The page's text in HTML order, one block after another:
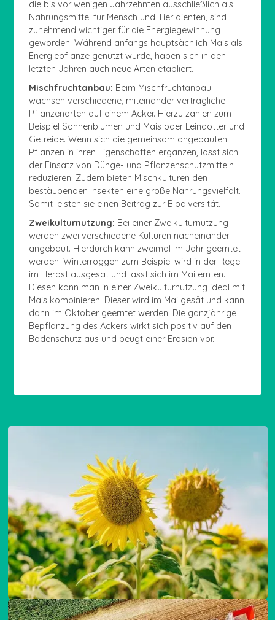
die bis vor wenigen Jahrzehnten ausschließlich als
Nahrungsmittel für Mensch und Tier dienten, sind
zunehmend wichtiger für die Energiegewinnung
geworden. Während anfangs hauptsächlich Mais als
Energiepflanze genutzt wurde, haben sich in den
letzten Jahren auch neue Arten etabliert.
Mischfruchtanbau: Beim Mischfruchtanbau
wachsen verschiedene, miteinander verträgliche
Pflanzenarten auf einem Acker. Hierzu zählen zum
Beispiel Sonnenblumen und Mais oder Leindotter und
Getreide. Wenn sich die gemeinsam angebauten
Pflanzen in ihren Eigenschaften ergänzen, lässt sich
der Einsatz von Dünge- und Pflanzenschutzmitteln
reduzieren. Zudem bieten Mischkulturen den
bestäubenden Insekten eine große Nahrungsvielfalt.
Somit leisten sie einen Beitrag zur Biodiversität.
Zweikulturnutzung: Bei einer Zweikulturnutzung
werden zwei verschiedene Kulturen nacheinander
angebaut. Hierdurch kann zweimal im Jahr geerntet
werden. Winterroggen zum Beispiel wird in der Regel
im Herbst ausgesät und lässt sich im Mai ernten.
Diesen kann man in einer Zweikulturnutzung ideal mit
Mais kombinieren. Dieser wird im Mai gesät und kann
dann im Oktober geerntet werden. Die ganzjährige
Bepflanzung des Ackers wirkt sich positiv auf den
Bodenschutz aus und beugt einer Erosion vor.